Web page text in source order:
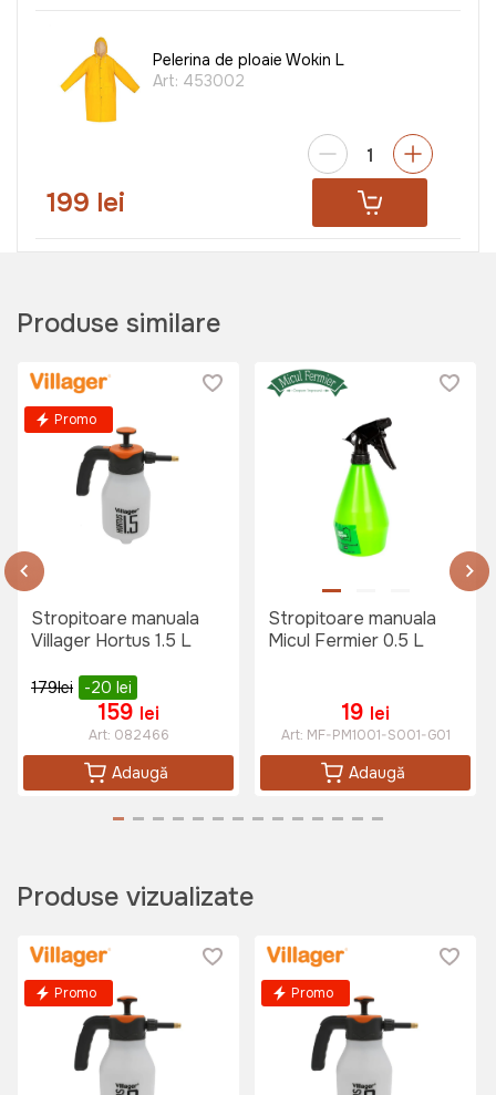
Pelerina de ploaie Wokin L
Art: 453002
199 lei
Art:TT-MP
169 lei
Produse similare
Promo
Stropitoare manuala
Villager Hortus 1.5 L
179lei -20 lei
159 lei
Art: 082466
Adaugă
Stropitoare manuala
Micul Fermier 0.5 L
19 lei
Art: MF-PM1001-S001-G01
Adaugă
Produse vizualizate
Promo Promo